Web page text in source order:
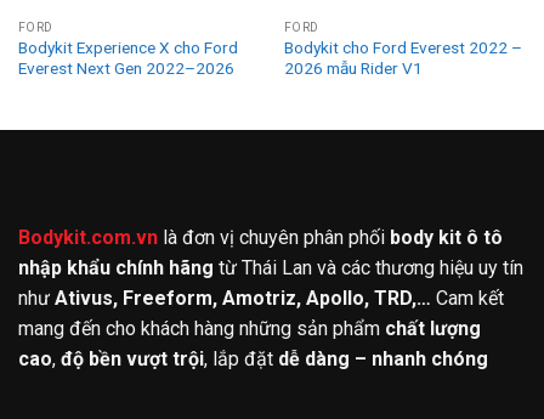
FORD
Bodykit Experience X cho Ford
Everest Next Gen 2022–2026
FORD
Bodykit cho Ford Everest 2022 –
2026 mẫu Rider V1
Bodykit.com.vn là đơn vị chuyên phân phối body kit ô tô
nhập khẩu chính hãng từ Thái Lan và các thương hiệu uy tín
như Ativus, Freeform, Amotriz, Apollo, TRD,… Cam kết
mang đến cho khách hàng những sản phẩm chất lượng
cao, độ bền vượt trội, lắp đặt dễ dàng – nhanh chóng